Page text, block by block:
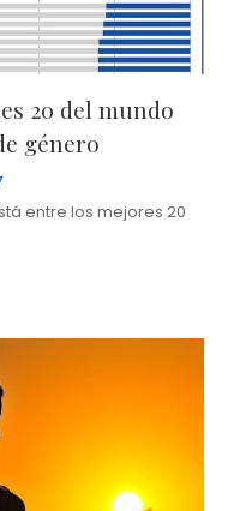
20 del mundo
género
entre los mejores 20